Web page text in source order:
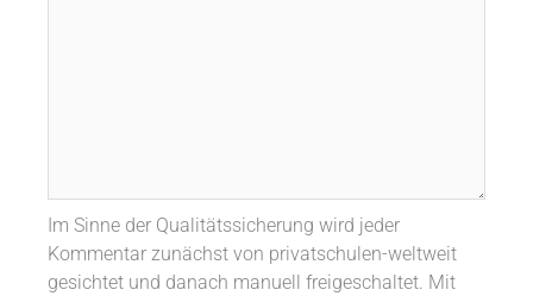
Im Sinne der Qualitätssicherung wird jeder
Kommentar zunächst von privatschulen-weltweit
gesichtet und danach manuell freigeschaltet. Mit